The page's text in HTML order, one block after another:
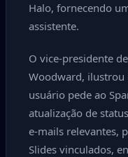
Halo, fornecendo
assistente.
O vice-presidente
Woodward, ilustrou
usuário pede ao
atualização de
e-mails relevantes,
Slides vinculados,